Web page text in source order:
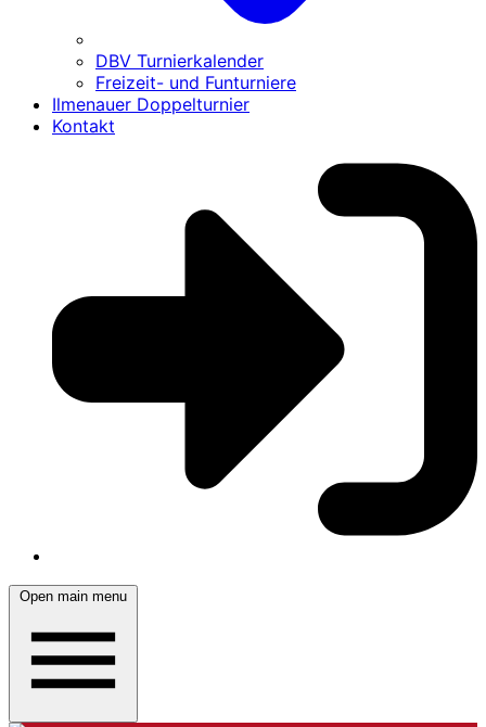
DBV Turnierkalender
Freizeit- und Funturniere
Ilmenauer Doppelturnier
Kontakt
Open main menu